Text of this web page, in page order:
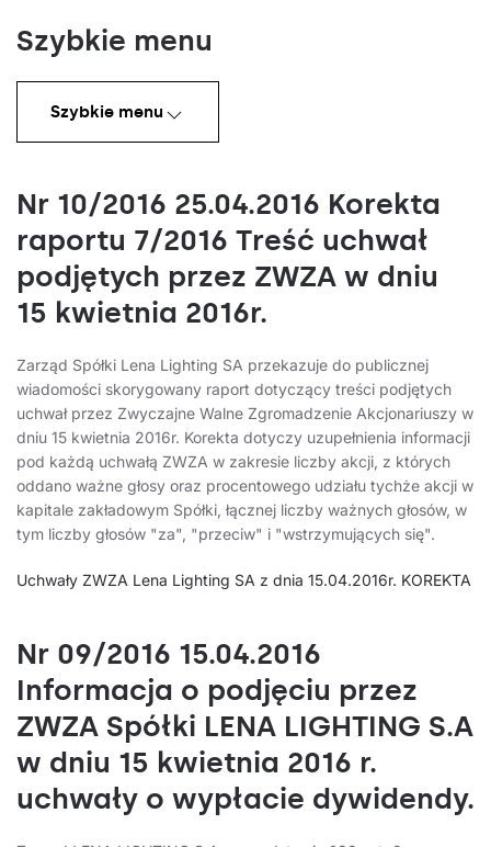
Szybkie menu
Szybkie menu
Nr 10/2016 25.04.2016 Korekta
raportu 7/2016 Treść uchwał
podjętych przez ZWZA w dniu
15 kwietnia 2016r.
Zarząd Spółki Lena Lighting SA przekazuje do publicznej
wiadomości skorygowany raport dotyczący treści podjętych
uchwał przez Zwyczajne Walne Zgromadzenie Akcjonariuszy w
dniu 15 kwietnia 2016r. Korekta dotyczy uzupełnienia informacji
pod każdą uchwałą ZWZA w zakresie liczby akcji, z których
oddano ważne głosy oraz procentowego udziału tychże akcji w
kapitale zakładowym Spółki, łącznej liczby ważnych głosów, w
tym liczby głosów "za", "przeciw" i "wstrzymujących się".
Uchwały ZWZA Lena Lighting SA z dnia 15.04.2016r. KOREKTA
Nr 09/2016 15.04.2016
Informacja o podjęciu przez
ZWZA Spółki LENA LIGHTING S.A
w dniu 15 kwietnia 2016 r.
uchwały o wypłacie dywidendy.